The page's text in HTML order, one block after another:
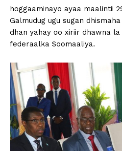
hoggaaminayo ayaa maalintii
Galmudug ugu sugan
dhan yahay oo xiriir dhawna
federaalka Soomaaliya.